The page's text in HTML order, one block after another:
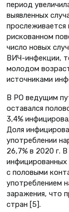
период
выявленных
прослеживается
рискованном
число новых
ВИЧ-инфекции,
молодом
источниками
В РО ведущим
оставался
3,4%
Доля
употреблении
26,7% в 2020 г.
инфицированных
с половыми
употреблением
заражения, что
стран [5].